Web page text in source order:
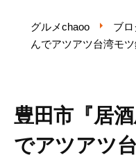
グルメchaoo ブ
んでアツアツ台湾モ
豊田市『居
でアツアツ